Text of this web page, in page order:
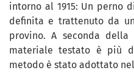
intorno al 1915: Un perno
definita e trattenuto da
provino. A seconda
materiale testato è più
metodo è stato adottato